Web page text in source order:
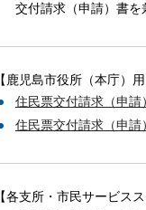
交付請求（申請）書を
【鹿児島市役所（本庁）用
住民票交付請求（申
住民票交付請求（申
【各支所・市民サービス